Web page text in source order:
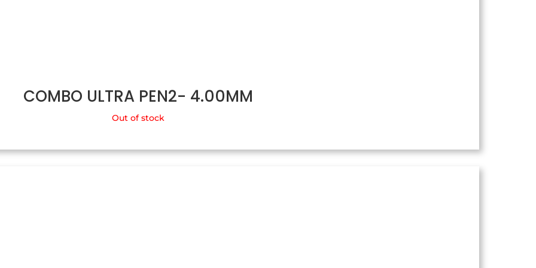
COMBO ULTRA PEN2- 4.00MM
Out of stock